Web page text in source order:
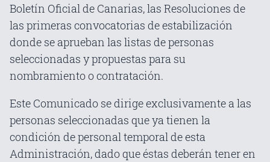
Boletín Oficial de Canarias, las Resoluciones de
las primeras convocatorias de estabilización
donde se aprueban las listas de personas
seleccionadas y propuestas para su
nombramiento o contratación.
Este Comunicado se dirige exclusivamente a las
personas seleccionadas que ya tienen la
condición de personal temporal de esta
Administración, dado que éstas deberán tener en